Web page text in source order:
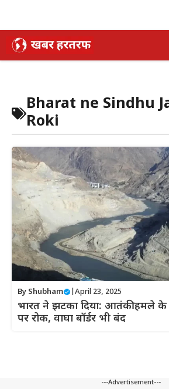
Skip
Bharat ne Sindhu
Roki
By Shubham April 23, 2025
भारत ने झटका दिया: आतंकी हमले
पर रोक, वाघा बॉर्डर भी बंद
---Advertisement---